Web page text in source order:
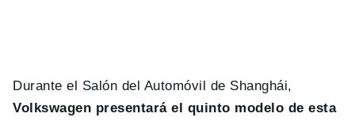
Durante el Salón del Automóvil de Shanghái,
Volkswagen presentará el quinto modelo de esta